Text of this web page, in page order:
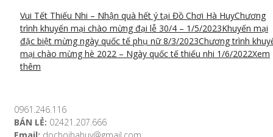
Vui Tết Thiếu Nhi – Nhận quà hết ý tại Đồ Chơi Hà HuyChương
trình khuyến mại chào mừng đại lễ 30/4 – 1/5/2023Khuyến mại
đặc biệt mừng ngày quốc tế phụ nữ 8/3/2023Chương trình
mại chào mừng hè 2022 – Ngày quốc tế thiếu nhi 1/6/2022Xem
thêm
0961.246.116
BÁN LẺ: 02421.207.666